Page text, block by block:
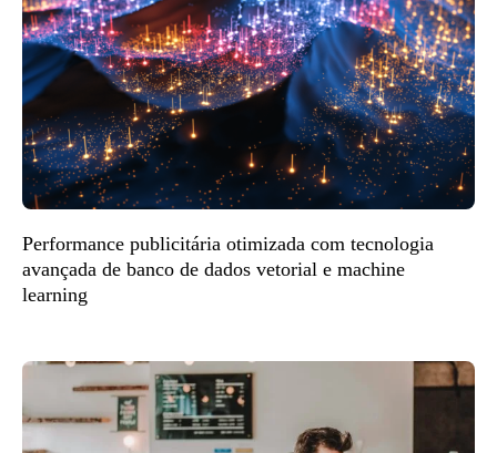
Performance publicitária otimizada com tecnologia
avançada de banco de dados vetorial e machine
learning